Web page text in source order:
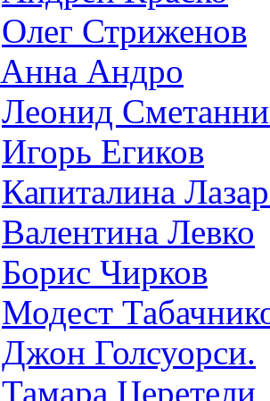
Олег Стриженов
Анна Андро
Леонид
Игорь Егиков
Капиталина
Валентина Левко
Борис Чирков
Модест
Джон Голсуорси.
Тамара Церетели